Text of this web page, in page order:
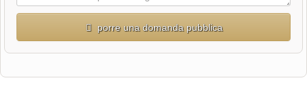
porre una domanda pubblica